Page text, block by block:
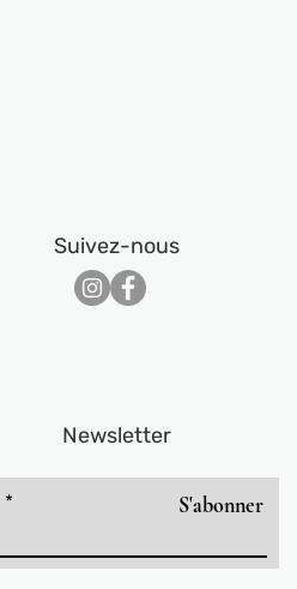
Suivez-nous​
Newsletter
S'abonner